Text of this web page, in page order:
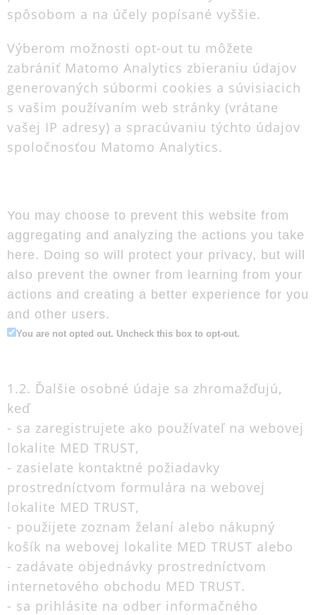
spôsobom a na účely popísané vyššie.
Výberom možnosti opt-out tu môžete
zabrániť Matomo Analytics zbieraniu údajov
generovaných súbormi cookies a súvisiacich
s vašim používaním web stránky (vrátane
vašej IP adresy) a spracúvaniu týchto údajov
spoločnosťou Matomo Analytics.
You may choose to prevent this website from
aggregating and analyzing the actions you take
here. Doing so will protect your privacy, but will
also prevent the owner from learning from your
actions and creating a better experience for you
and other users.
You are not opted out. Uncheck this box to opt-out.
1.2. Ďalšie osobné údaje sa zhromažďujú,
keď
- sa zaregistrujete ako používateľ na webovej
lokalite MED TRUST,
- zasielate kontaktné požiadavky
prostredníctvom formulára na webovej
lokalite MED TRUST,
- použijete zoznam želaní alebo nákupný
košík na webovej lokalite MED TRUST alebo
- zadávate objednávky prostredníctvom
internetového obchodu MED TRUST.
- sa prihlásite na odber informačného